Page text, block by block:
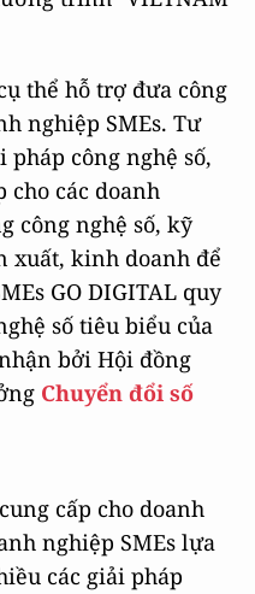
thể hỗ trợ đưa công
nghiệp SMEs. Tư
công nghệ số,
cho các doanh
công nghệ số, kỹ
xuất, kinh doanh để
GO DIGITAL quy
số tiêu biểu của
bởi Hội đồng
Chuyển đổi số
cấp cho doanh
nghiệp SMEs lựa
các giải pháp